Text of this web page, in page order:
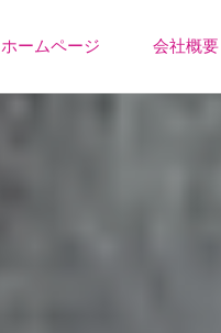
ホームページ 会社概要